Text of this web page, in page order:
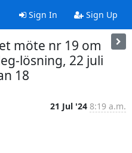
Sign In Sign Up
möte nr 19 om
lösning, 22 juli
18
21 Jul '24 8:19 a.m.